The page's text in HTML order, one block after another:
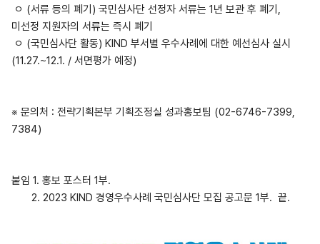
ㅇ (서류 등의 폐기) 국민심사단 선정자 서류는 1년 보관 후 폐기,
미선정 지원자의 서류는 즉시 폐기
ㅇ (국민심사단 활동) KIND 부서별 우수사례에 대한 예선심사 실시
(11.27.~12.1. / 서면평가 예정)
※ 문의처 : 전략기획본부 기획조정실 성과홍보팀 (02-6746-7399,
7384)
붙임 1. 홍보 포스터 1부.
2. 2023 KIND 경영우수사례 국민심사단 모집 공고문 1부. 끝.